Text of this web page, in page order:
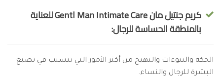
كريم جنتيل مان Gentl Man Intimate Care للعناية
بالمنطقة الحساسة للرجال:
الحكة والنتوءات والتهيج من أكثر الأمور التي تتسبب في تصبغ
البشرة للرجال والنساء.